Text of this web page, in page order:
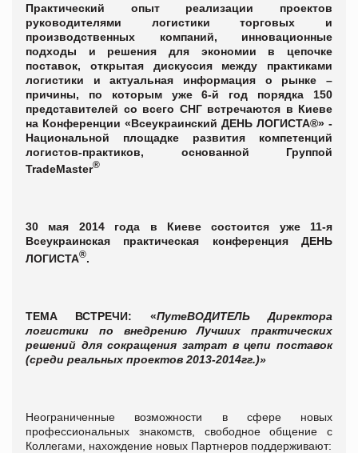
Практический опыт реализации проектов
руководителями логистики торговых и
производственных компаний, инновационные
подходы и решения для экономии в цепочке
поставок, открытая дискуссия между практиками
логистики и актуальная информация о рынке –
причины, по которым уже 6-й год порядка 150
представителей со всего СНГ встречаются в Киеве
на Конференции «Всеукраинский ДЕНЬ ЛОГИСТА®» -
Национальной площадке развития компетенций
логистов-практиков, основанной Группой
TradeMaster®
30 мая 2014 года в Киевесостоится уже 11-я
Всеукраинская практическая конференцияДЕНЬ
ЛОГИСТА®.
ТЕМА ВСТРЕЧИ: «ПутеВОДИТЕЛЬ Директора
логистики по внедрению Лучших практических
решений для сокращения затрат в цепи поставок
(среди реальных проектов 2013-2014гг.)»
Неограниченные возможности в сфере новых
профессиональных знакомств, свободное общение с
Коллегами, нахождение новых Партнеров поддерживают: